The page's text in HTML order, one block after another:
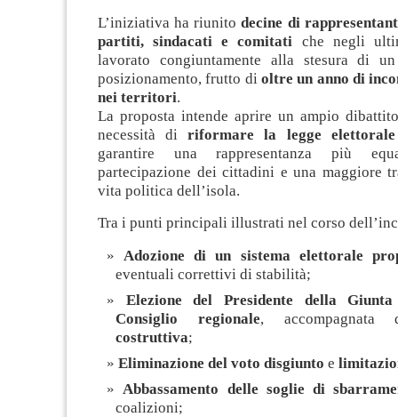
L’iniziativa ha riunitodecine di
partiti, sindacati e comitati che negli
lavorato congiuntamente alla stesura di
posizionamento, frutto di oltre un anno di
nei territori.
La proposta intende aprire un ampio
necessità diriformare la legge elettorale
garantire una rappresentanza più
partecipazione dei cittadini e una maggiore
vita politica dell’isola.
Tra i punti principali illustrati nel corso
Adozione di un sistema elettorale
eventuali correttivi di stabilità;
Elezione del Presidente della
Consiglio regionale,
costruttiva;
Eliminazione del voto disgiunto e
Abbassamento delle soglie di
coalizioni;